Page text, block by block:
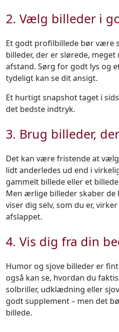
2. Vælg billeder i
Et godt profilbillede bør være
billeder, der er slørede,
afstand. Sørg for godt lys og
tydeligt kan se dit ansigt.
Et hurtigt snapshot taget i
det bedste indtryk.
3. Brug billeder,
Det kan være fristende at
lidt anderledes ud end i
gammelt billede eller et
Men ærlige billeder skaber de
viser dig selv, som du er,
afslappet.
4. Vis dig fra din
Humor og sjove billeder er
også kan se, hvordan du
solbriller, udklædning eller
godt supplement – men det
billede.